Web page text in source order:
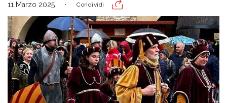
11 Marzo 2025 Condividi